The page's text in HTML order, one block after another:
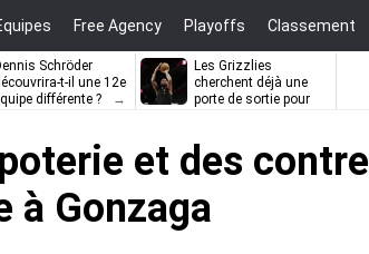
Free Agency Playoffs Classement
Schröder
t-il une 12e
différente ?
Les Grizzlies
cherchent déjà une
porte de sortie pour
et des
à Gonzaga